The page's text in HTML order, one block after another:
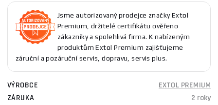
Jsme autorizovaný prodejce značky Extol
Premium, držitelé certifikátu ověřeno
zákazníky a spolehlivá firma. K nabízeným
produktům Extol Premium zajišťujeme
záruční a pozáruční servis, dopravu, servis plus.
VÝROBCE
EXTOL PREMIUM
ZÁRUKA
2 roky